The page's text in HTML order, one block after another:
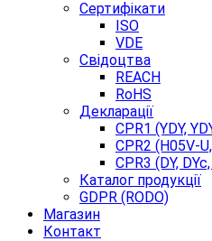
Сертифікати
ISO
VDE
Свідоцтва
REACH
RoHS
Декларації
CPR1 (YDY,
CPR2 (H05V-
CPR3 (DY,
Каталог продукції
GDPR (RODO)
Магазин
Контакт